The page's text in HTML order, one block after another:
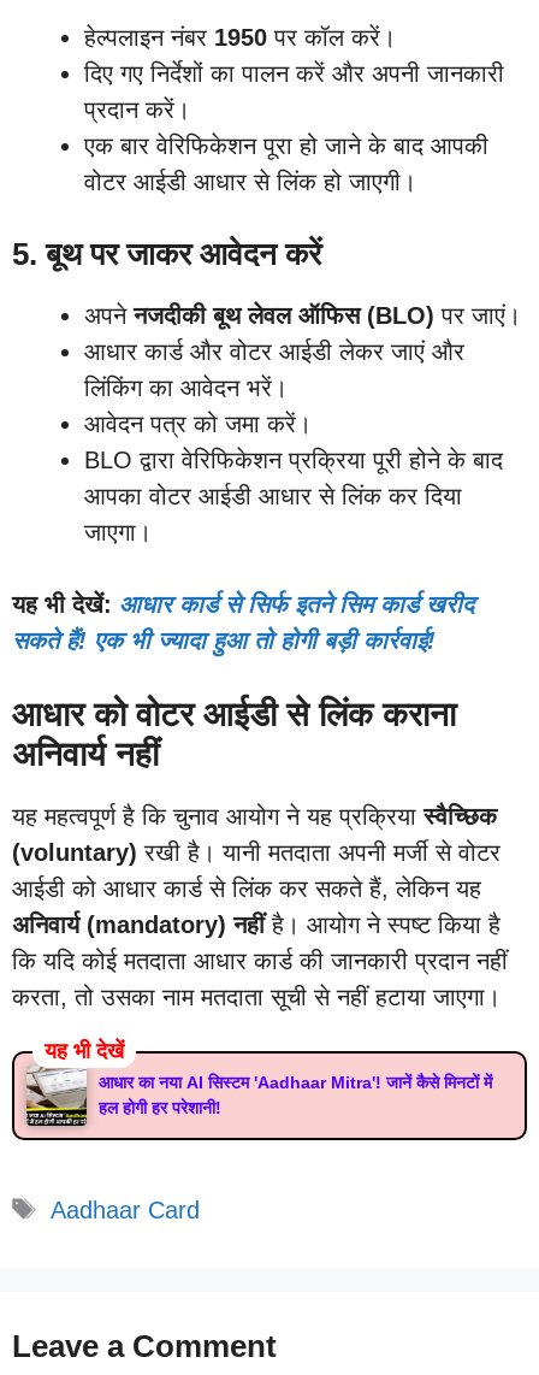
हेल्पलाइन नंबर 1950 पर कॉल करें।
दिए गए निर्देशों का पालन करें और अपनी जानकारी
प्रदान करें।
एक बार वेरिफिकेशन पूरा हो जाने के बाद आपकी
वोटर आईडी आधार से लिंक हो जाएगी।
5. बूथ पर जाकर आवेदन करें
अपनेनजदीकी बूथ लेवल ऑफिस (BLO) पर जाएं।
आधार कार्ड और वोटर आईडी लेकर जाएं और
लिंकिंग का आवेदन भरें।
आवेदन पत्र को जमा करें।
BLO द्वारा वेरिफिकेशन प्रक्रिया पूरी होने के बाद
आपका वोटर आईडी आधार से लिंक कर दिया
जाएगा।
यह भी देखें: आधार कार्ड से सिर्फ इतने सिम कार्ड खरीद
सकते हैं! एक भी ज्यादा हुआ तो होगी बड़ी कार्रवाई!
आधार को वोटर आईडी से लिंक कराना
अनिवार्य नहीं
यह महत्वपूर्ण है कि चुनाव आयोग ने यह प्रक्रियास्वैच्छिक
(voluntary) रखी है। यानी मतदाता अपनी मर्जी से वोटर
आईडी को आधार कार्ड से लिंक कर सकते हैं, लेकिन यह
अनिवार्य (mandatory) नहींहै। आयोग ने स्पष्ट किया है
कि यदि कोई मतदाता आधार कार्ड की जानकारी प्रदान नहीं
करता, तो उसका नाम मतदाता सूची से नहीं हटाया जाएगा।
यह भी देखें
आधार का नया AI सिस्‍टम 'Aadhaar Mitra'! जानें कैसे मिनटों में
हल होगी हर परेशानी!
Tags
Aadhaar Card
Leave a Comment